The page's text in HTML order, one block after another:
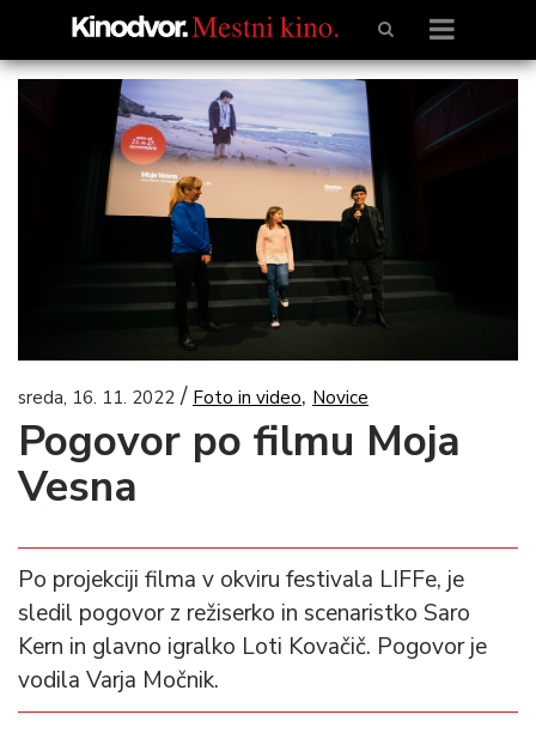
sreda, 16. 11. 2022/ Foto in video, Novice
Pogovor po filmu Moja
Vesna
Po projekciji filma v okviru festivala LIFFe, je
sledil pogovor z režiserko in scenaristko Saro
Kern in glavno igralko Loti Kovačič. Pogovor je
vodila Varja Močnik.